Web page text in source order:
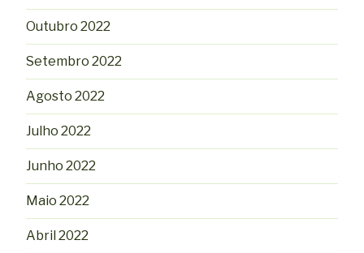
Outubro 2022
Setembro 2022
Agosto 2022
Julho 2022
Junho 2022
Maio 2022
Abril 2022